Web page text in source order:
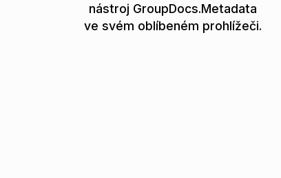
nástroj GroupDocs.Metadata
ve svém oblíbeném prohlížeči.